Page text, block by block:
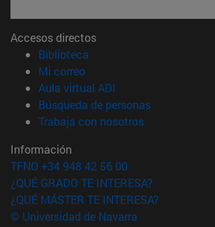
Accesos directos
Biblioteca
Mi correo(abre en nueva ventana)
Aula virtual ADI
Búsqueda de personas(abre en
Trabaja con nosotros(abre en
Información
TFNO +34 948 42 56 00
¿QUÉ GRADO TE INTERESA?
¿QUÉ MÁSTER TE INTERESA?
© Universidad de Navarra